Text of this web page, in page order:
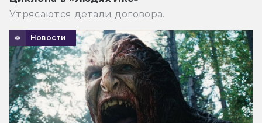
Утрясаются детали договора.
Новости